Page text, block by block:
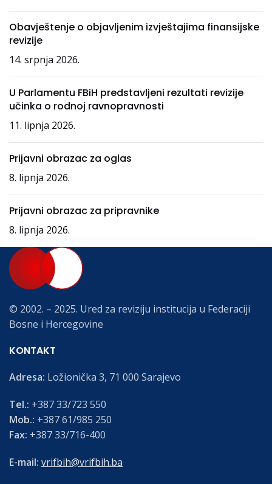
Obavještenje o objavljenim izvještajima finansijske
revizije
14. srpnja 2026.
U Parlamentu FBiH predstavljeni rezultati revizije
učinka o rodnoj ravnopravnosti
11. lipnja 2026.
Prijavni obrazac za oglas
8. lipnja 2026.
Prijavni obrazac za pripravnike
8. lipnja 2026.
© 2002. – 2025. Ured za reviziju institucija u Federaciji
Bosne i Hercegovine
KONTAKT
Adresa: Ložionička 3, 71 000 Sarajevo
Tel.: +387 33/723 550
Mob.: +387 61/985 250
Fax: +387 33/716-400
E-mail: vrifbih@vrifbih.ba